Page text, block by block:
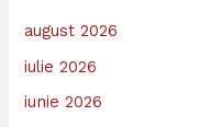
august 2026
iulie 2026
iunie 2026